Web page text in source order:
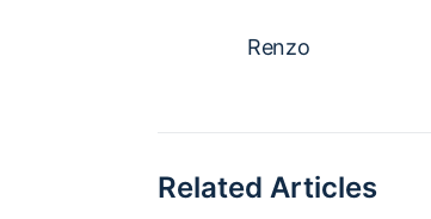
Renzo
Related Articles